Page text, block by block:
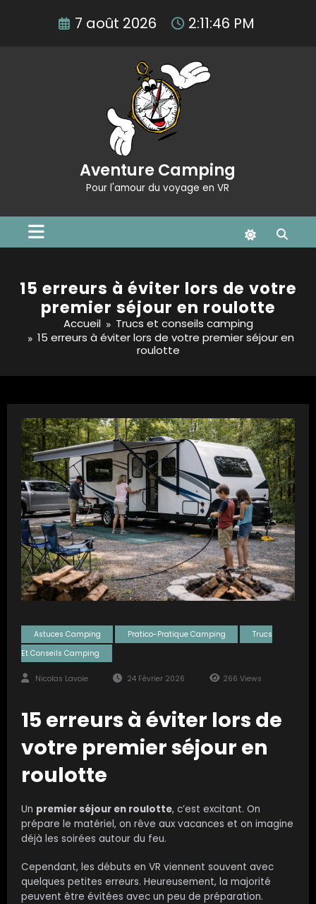
7 août 2026 2:11:46 PM
Aventure Camping
Pour l'amour du voyage en VR
15 erreurs à éviter lors de votre
premier séjour en roulotte
Accueil
Trucs et conseils camping
15 erreurs à éviter lors de votre premier séjour en
roulotte
Astuces Camping Pratico-Pratique Camping
Trucs
Et Conseils Camping
Nicolas Lavoie 24 Février 2026 266 Views
15 erreurs à éviter lors de
votre premier séjour en
roulotte
Un premier séjour en roulotte, c’est excitant. On
prépare le matériel, on rêve aux vacances et on imagine
déjà les soirées autour du feu.
Cependant, les débuts en VR viennent souvent avec
quelques petites erreurs. Heureusement, la majorité
peuvent être évitées avec un peu de préparation.